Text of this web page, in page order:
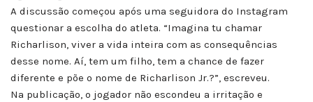
A discussão começou após uma seguidora do Instagram
questionar a escolha do atleta. “Imagina tu chamar
Richarlison, viver a vida inteira com as consequências
desse nome. Aí, tem um filho, tem a chance de fazer
diferente e põe o nome de Richarlison Jr.?”, escreveu.
Na publicação, o jogador não escondeu a irritação e